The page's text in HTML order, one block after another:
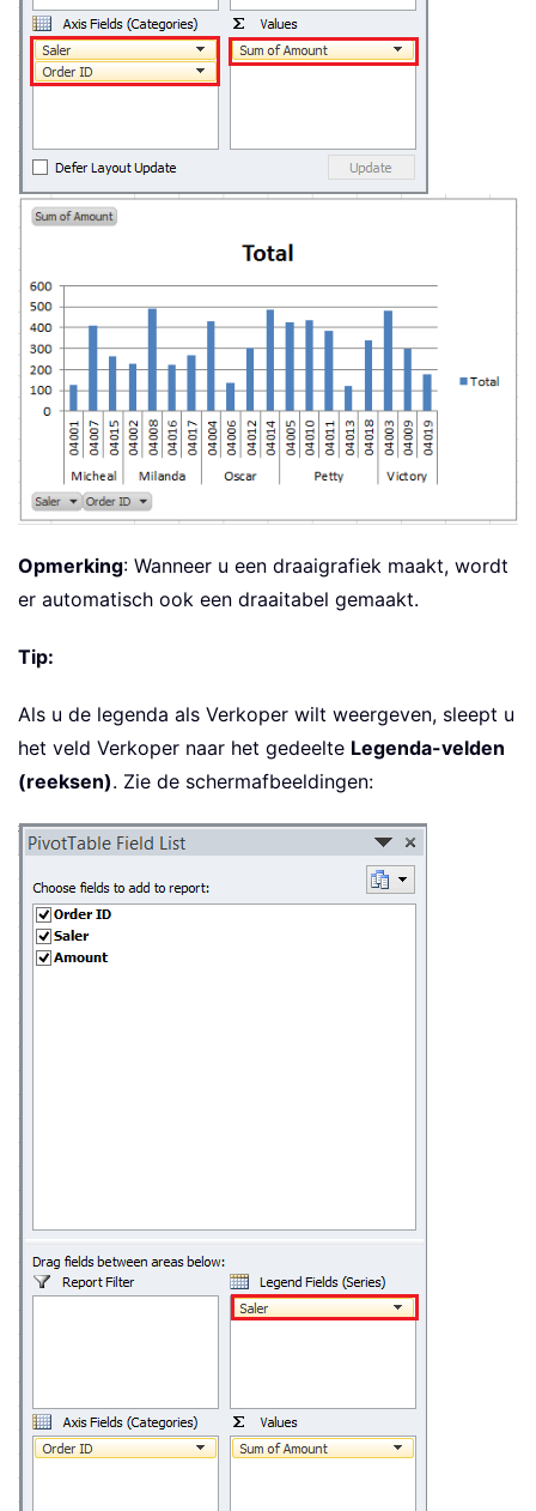
Opmerking: Wanneer u een draaigrafiek maakt, wordt
er automatisch ook een draaitabel gemaakt.
Tip:
Als u de legenda als Verkoper wilt weergeven, sleept u
het veld Verkoper naar het gedeelte Legenda-velden
(reeksen). Zie de schermafbeeldingen: